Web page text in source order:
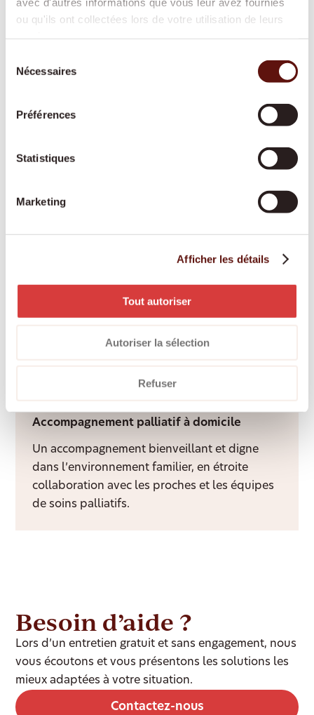
ou qu'ils ont collectées lors de votre utilisation de leurs
Nécessaires
Préférences
Statistiques
Marketing
Afficher les détails
Tout autoriser
Autoriser la sélection
Refuser
Soins de base
corporels et la mobilité, reconnue par les
Les proches aidants bénéficient d’une
d’un accompagnement professionnel tout au
Accompagnement palliatif à domicile
Un accompagnement bienveillant et digne
dans l’environnement familier, en étroite
collaboration avec les proches et les équipes
de soins palliatifs.
Besoin d’aide ?
Lors d’un entretien gratuit et sans engagement, nous
vous écoutons et vous présentons les solutions les
mieux adaptées à votre situation.
Contactez-nous